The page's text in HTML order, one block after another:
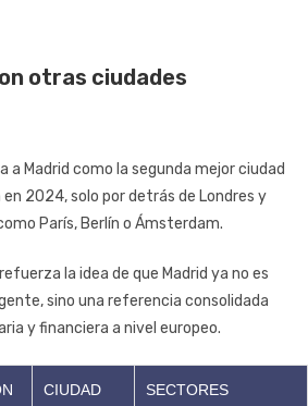
otras ciudades
a Madrid como la segunda mejor ciudad
2024, solo por detrás de Londres y
París, Berlín o Ámsterdam.
la idea de que Madrid ya no es
sino una referencia consolidada
y financiera a nivel europeo.
CIUDAD
SECTORES